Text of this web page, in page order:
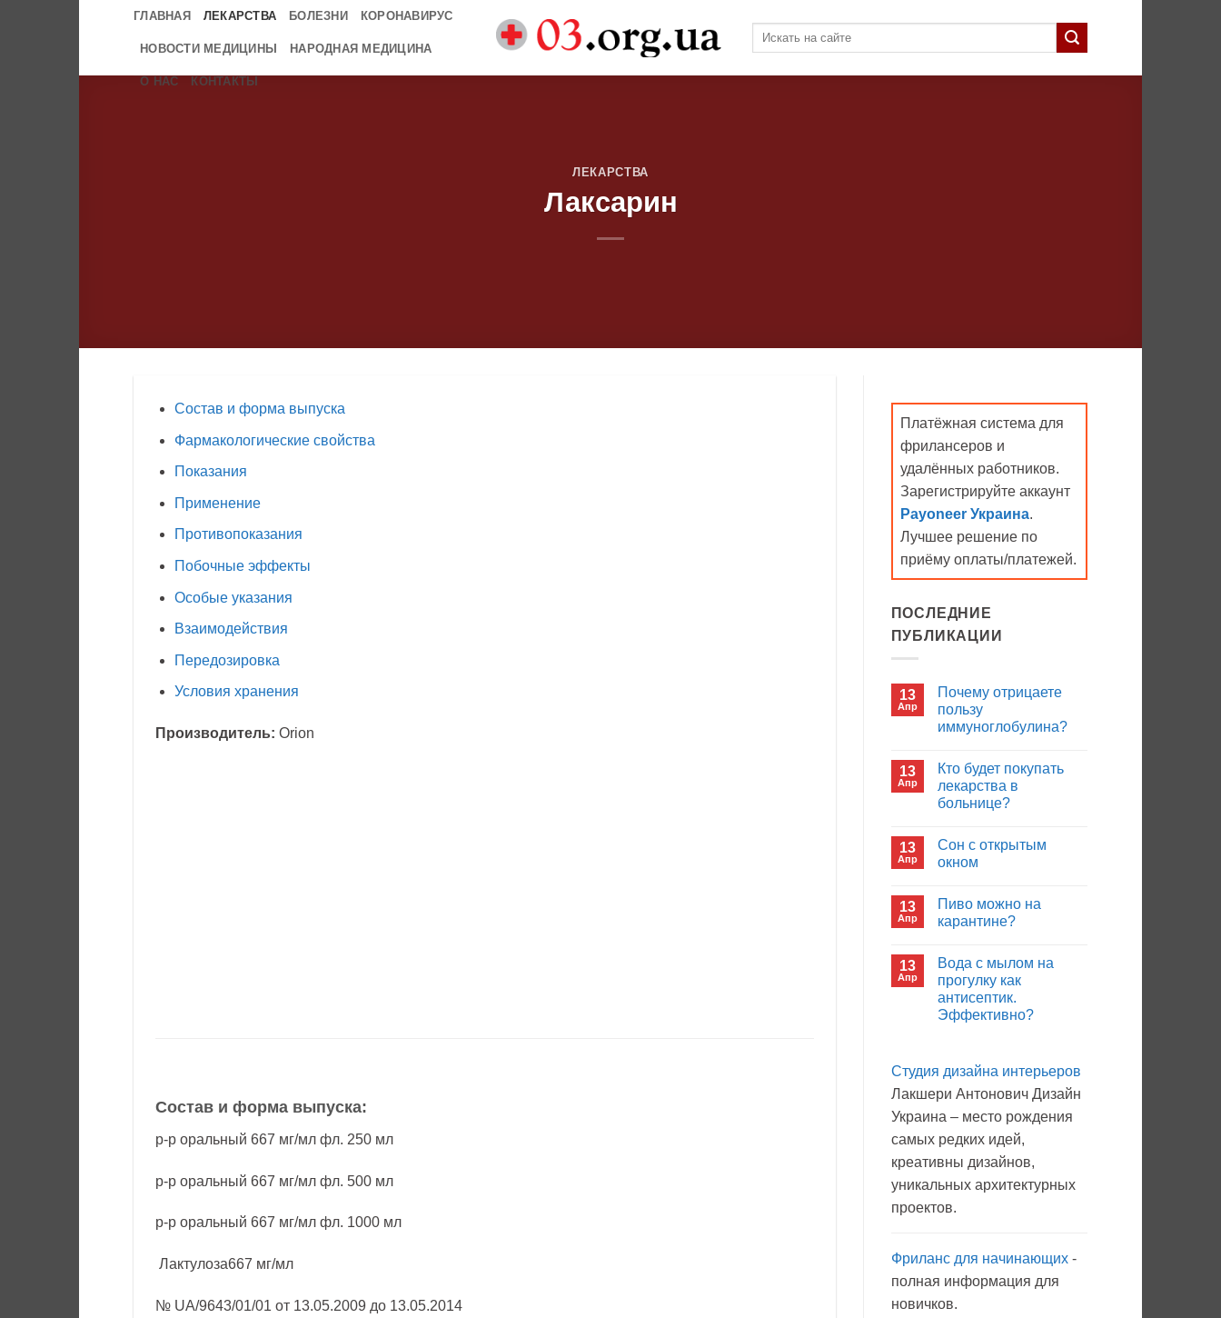
ГЛАВНАЯ ЛЕКАРСТВА БОЛЕЗНИ КОРОНАВИРУС
НОВОСТИ МЕДИЦИНЫ НАРОДНАЯ МЕДИЦИНА
О НАС КОНТАКТЫ
ЛЕКАРСТВА
Лаксарин
Состав и форма выпуска
Фармакологические свойства
Показания
Применение
Противопоказания
Побочные эффекты
Особые указания
Взаимодействия
Передозировка
Условия хранения
Производитель: Orion
Состав и форма выпуска:
р-р оральный 667 мг/мл фл. 250 мл
р-р оральный 667 мг/мл фл. 500 мл
р-р оральный 667 мг/мл фл. 1000 мл
Лактулоза667 мг/мл
№ UA/9643/01/01 от 13.05.2009 до 13.05.2014
Платёжная система для
фрилансеров и
удалённых работников.
Зарегистрируйте аккаунт
Payoneer Украина.
Лучшее решение по
приёму оплаты/платежей.
ПОСЛЕДНИЕ
ПУБЛИКАЦИИ
13
Апр
Почему отрицаете
пользу
иммуноглобулина?
записи
Почему
отрицаете
пользу
13
Апр
Кто будет покупать
лекарства в
больнице?
записи
Кто
будет
больнице?
13
Апр
Сон с открытым
окном
записи
Сон
с
13
Апр
Пиво можно на
карантине?
записи
Пиво
можно
на
карантине?
13
Апр
Вода с мылом на
прогулку как
антисептик.
Эффективно?
Вода
мылом
на
прогулку
антисептик.
Студия дизайна интерьеров
Лакшери Антонович Дизайн
Украина – место рождения
самых редких идей,
креативны дизайнов,
уникальных архитектурных
проектов.
Фриланс для начинающих-
полная информация для
новичков.